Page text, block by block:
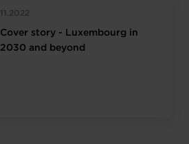
11.2022
Cover story - Luxembourg in
2030 and beyond